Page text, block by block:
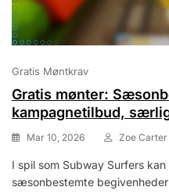
Gratis Møntkrav
Gratis mønter:
kampagnetilbud,
Mar 10, 2026 Zoe Carter
I spil som Subway Surfers
sæsonbestemte